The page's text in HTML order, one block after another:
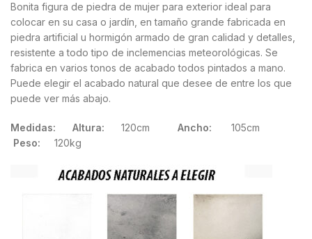
Bonita figura de piedra de mujer para exterior ideal para
colocar en su casa o jardín, en tamaño grande fabricada en
piedra artificial u hormigón armado de gran calidad y detalles,
resistente a todo tipo de inclemencias meteorológicas. Se
fabrica en varios tonos de acabado todos pintados a mano.
Puede elegir el acabado natural que desee de entre los que
puede ver más abajo.
Medidas: Altura: 120cm Ancho:
105cm
Peso:
120kg